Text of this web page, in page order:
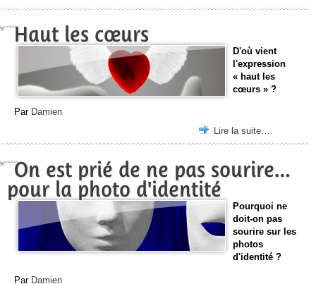
Haut les cœurs
D'où vient
l'expression
« haut les
cœurs » ?
Par Damien
Lire la suite…
On est prié de ne pas sourire…
pour la photo d'identité
Pourquoi ne
doit-on pas
sourire sur les
photos
d'identité ?
Par Damien